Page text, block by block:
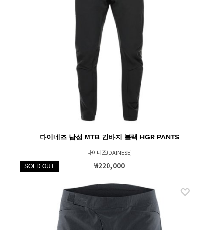
다이네즈 남성 MTB 긴바지 블랙 HGR PANTS
다이네즈(DAINESE)
₩220,000
SOLD OUT